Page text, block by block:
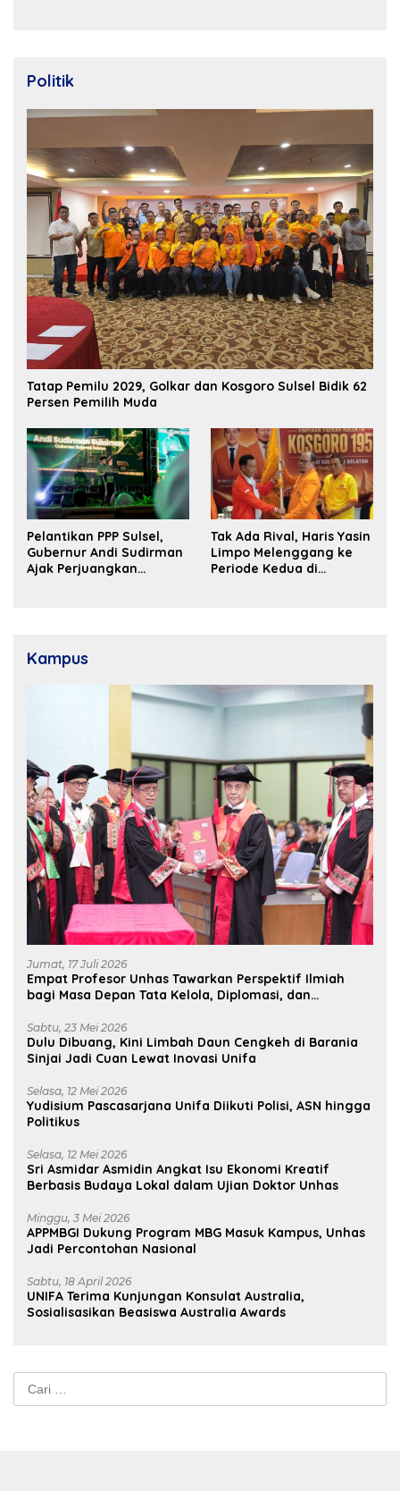
Politik
Tatap Pemilu 2029, Golkar dan Kosgoro Sulsel Bidik 62
Persen Pemilih Muda
Pelantikan PPP Sulsel,
Gubernur Andi Sudirman
Ajak Perjuangkan
Tak Ada Rival, Haris Yasin
Limpo Melenggang ke
Periode Kedua di
Kampus
Jumat, 17 Juli 2026
Empat Profesor Unhas Tawarkan Perspektif Ilmiah
bagi Masa Depan Tata Kelola, Diplomasi, dan
Sabtu, 23 Mei 2026
Dulu Dibuang, Kini Limbah Daun Cengkeh di Barania
Sinjai Jadi Cuan Lewat Inovasi Unifa
Selasa, 12 Mei 2026
Yudisium Pascasarjana Unifa Diikuti Polisi, ASN hingga
Politikus
Selasa, 12 Mei 2026
Sri Asmidar Asmidin Angkat Isu Ekonomi Kreatif
Berbasis Budaya Lokal dalam Ujian Doktor Unhas
Minggu, 3 Mei 2026
APPMBGI Dukung Program MBG Masuk Kampus, Unhas
Jadi Percontohan Nasional
Sabtu, 18 April 2026
UNIFA Terima Kunjungan Konsulat Australia,
Sosialisasikan Beasiswa Australia Awards
Cari
untuk: